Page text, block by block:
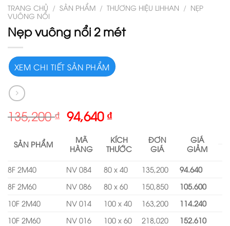
TRANG CHỦ / SẢN PHẨM / THƯƠNG HIỆU LIHHAN / NẸP
VUÔNG NỔI
Nẹp vuông nổi 2 mét
XEM CHI TIẾT SẢN PHẨM
135,200₫ 94,640₫
SẢN PHẨM
MÃ
HÀNG
KÍCH
THƯỚC
ĐƠN
GIÁ
GIÁ
GIẢM
8F 2M40 NV 084 80 x 40 135,200
94.640
8F 2M60
NV 086 80 x 60 150,850
105.600
10F 2M40
NV 014 100 x 40 163,200
114.240
10F 2M60
NV 016 100 x 60 218,020 152.610